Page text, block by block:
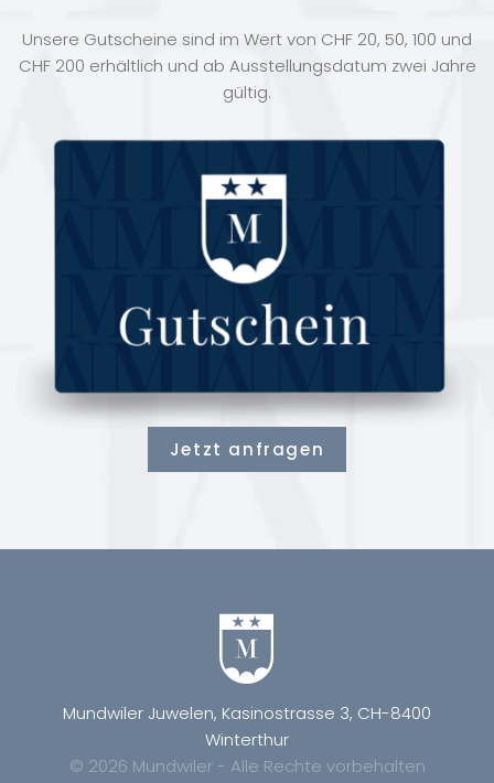
Unsere Gutscheine sind im Wert von CHF 20, 50, 100 und
CHF 200 erhältlich und ab Ausstellungsdatum zwei Jahre
gültig.
Jetzt anfragen
Mundwiler Juwelen, Kasinostrasse 3, CH-8400
Winterthur
© 2026 Mundwiler - Alle Rechte vorbehalten